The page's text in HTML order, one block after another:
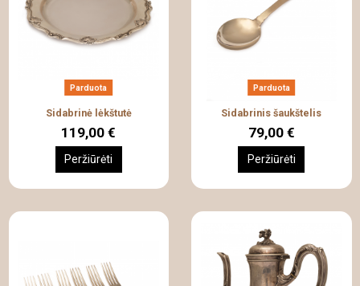
Parduota
Sidabrinė lėkštutė
119,00 €
Peržiūrėti
Parduota
Sidabrinis šaukštelis
79,00 €
Peržiūrėti